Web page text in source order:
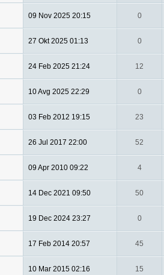
09 Nov 2025 20:15 0
27 Okt 2025 01:13 0
24 Feb 2025 21:24 12
10 Avg 2025 22:29 0
03 Feb 2012 19:15 23
26 Jul 2017 22:00 52
09 Apr 2010 09:22 4
14 Dec 2021 09:50 50
19 Dec 2024 23:27 0
17 Feb 2014 20:57 45
10 Mar 2015 02:16 15